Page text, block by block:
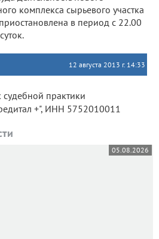
комплекса сырьевого участка
в период с 22.00
12 августа 2013 г. 14:33
+", ИНН 5752010011
05.08.2026